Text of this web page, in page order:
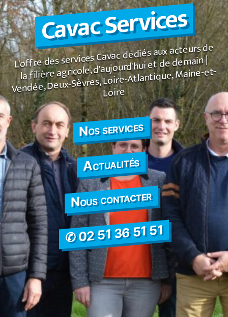
contenuCavac Services
L'offre des services Cavac dédiés aux acteurs de
la filière agricole, d'aujourd'hui et de demain |
Vendée, Deux-Sèvres, Loire-Atlantique, Maine-et-
Loire
Nos services
Actualités
Nous contacter
✆ 02 51 36 51 51
Panneau de gestion des cookies